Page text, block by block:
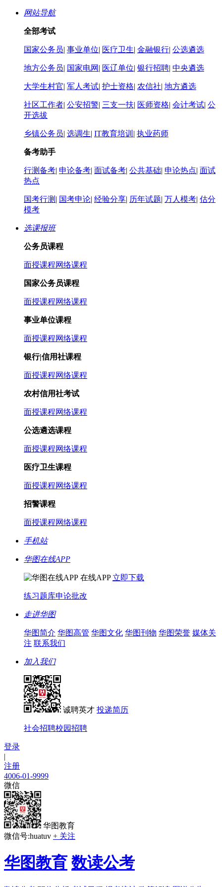
网站导航
全部考试
国家公务员| 事业单位| 医疗卫生| 金融银行| 公选遴选
地方公务员| 国家电网 | 医辽单位| 银行招聘| 中央遴选
大学生村官| 军人考试| 护士资格| 农信社| 地方遴选
社区工作者| 公安招警| 三支一扶| 医师资格| 会计考试| 公
开选拔
乡镇公务员| 选调生| IT教育培训 | 执业药师
备考助手
行测备考| 申论备考| 面试备考| 公共基础| 申论热点| 面试
热点
国考行测 | 国考申论| 经验分享| 历年试题| 万人模考| 估分
模考
选课报班
公务员课程
面授课程网络课程
国家公务员课程
面授课程网络课程
事业单位课程
面授课程网络课程
银行|信用社课程
面授课程网络课程
农村信用社考试
面授课程网络课程
公选遴选课程
面授课程网络课程
医疗卫生课程
面授课程网络课程
招警课程
面授课程网络课程
手机站
华图在线APP
在线APP 立即下载
练习题库申论批改
走进华图
华图简介 华图高管 华图文化 华图刊物 华图荣誉 媒体关
注 联系我们
加入我们
诚聘英才 投递简历
社会招聘校园招聘
登录
|
注册
4006-01-9999
微信
华图教育
微信号:huatuv + 关注
华图教育 数读公考